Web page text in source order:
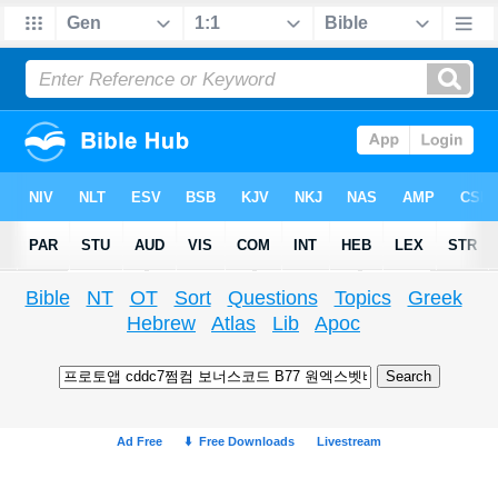
Bible NT OT Sort Questions Topics
Greek
Hebrew
Atlas Lib Apoc